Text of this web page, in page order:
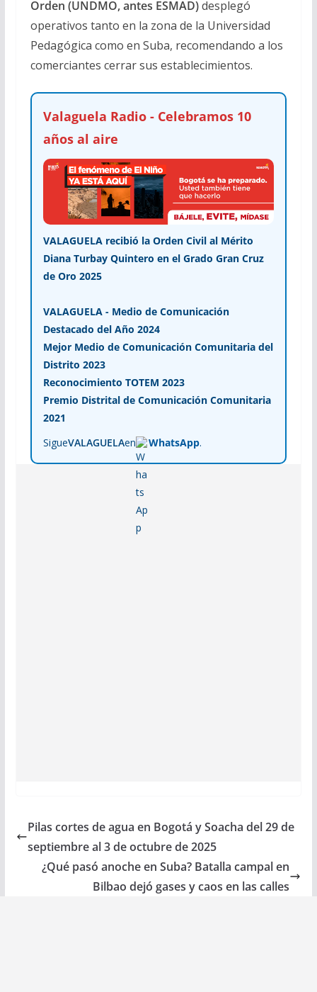
Orden (UNDMO, antes ESMAD)desplegó
operativos tanto en la zona de la Universidad
Pedagógica como en Suba, recomendando a los
comerciantes cerrar sus establecimientos.
Valaguela Radio - Celebramos 10
años al aire
VALAGUELA recibió la Orden Civil al Mérito
Diana Turbay Quintero en el Grado Gran Cruz
de Oro 2025
VALAGUELA - Medio de Comunicación
Destacado del Año 2024
Mejor Medio de Comunicación Comunitaria del
Distrito 2023
Reconocimiento TOTEM 2023
Premio Distrital de Comunicación Comunitaria
2021
SigueVALAGUELAen WhatsApp.
Pilas cortes de agua en Bogotá y Soacha del 29 de
septiembre al 3 de octubre de 2025
¿Qué pasó anoche en Suba? Batalla campal en
Bilbao dejó gases y caos en las calles